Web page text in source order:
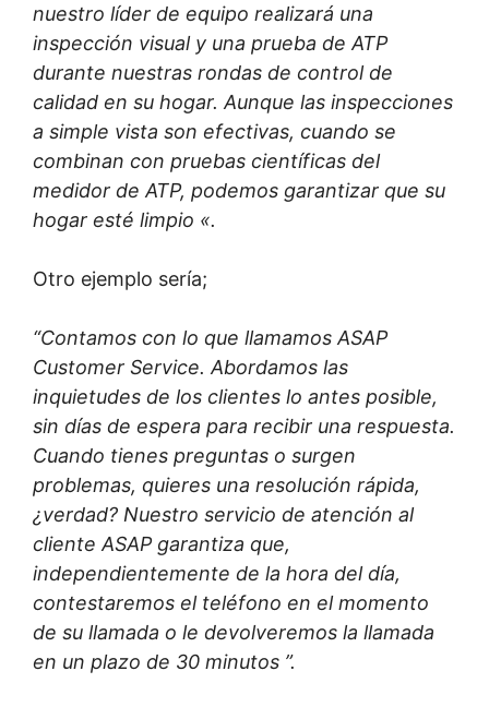
nuestro líder de equipo realizará una
inspección visual y una prueba de ATP
durante nuestras rondas de control de
calidad en su hogar. Aunque las inspecciones
a simple vista son efectivas, cuando se
combinan con pruebas científicas del
medidor de ATP, podemos garantizar que su
hogar esté limpio «.
Otro ejemplo sería;
“Contamos con lo que llamamos ASAP
Customer Service. Abordamos las
inquietudes de los clientes lo antes posible,
sin días de espera para recibir una respuesta.
Cuando tienes preguntas o surgen
problemas, quieres una resolución rápida,
¿verdad? Nuestro servicio de atención al
cliente ASAP garantiza que,
independientemente de la hora del día,
contestaremos el teléfono en el momento
de su llamada o le devolveremos la llamada
en un plazo de 30 minutos ”.